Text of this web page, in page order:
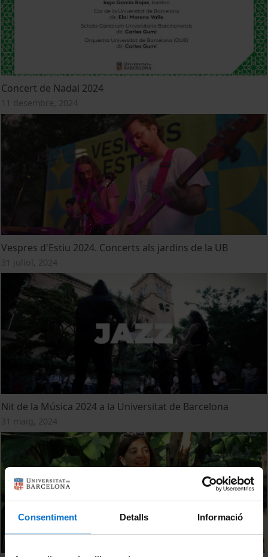
Consentiment Detalls Informació
Concert de Nadal 2024
11 desembre, 2024
Vespres d'Estiu 2024. Concerts als jardins de la UB
31 juliol, 2024
Nit de la Música 2024 a la Universitat de Barcelona
31 maig, 2024